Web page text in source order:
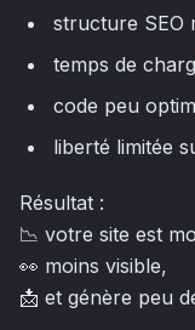
structure SEO
temps de
code peu
liberté limitée
Résultat :
📉 votre site est
👀 moins visible,
📩 et génère peu